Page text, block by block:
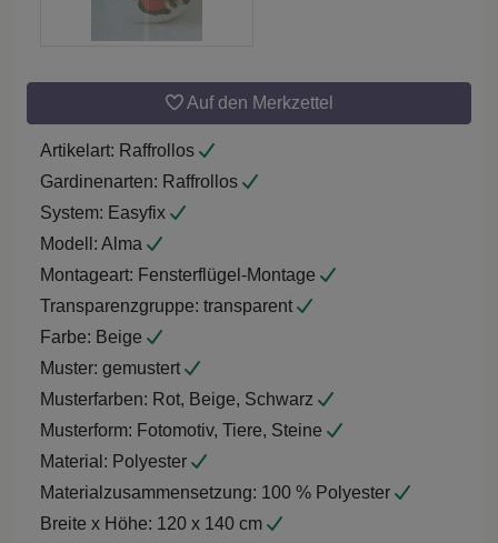
Auf den Merkzettel
Artikelart: Raffrollos
Gardinenarten: Raffrollos
System: Easyfix
Modell: Alma
Montageart: Fensterflügel-Montage
Transparenzgruppe: transparent
Farbe: Beige
Muster: gemustert
Musterfarben: Rot, Beige, Schwarz
Musterform: Fotomotiv, Tiere, Steine
Material: Polyester
Materialzusammensetzung: 100 % Polyester
Breite x Höhe: 120 x 140 cm